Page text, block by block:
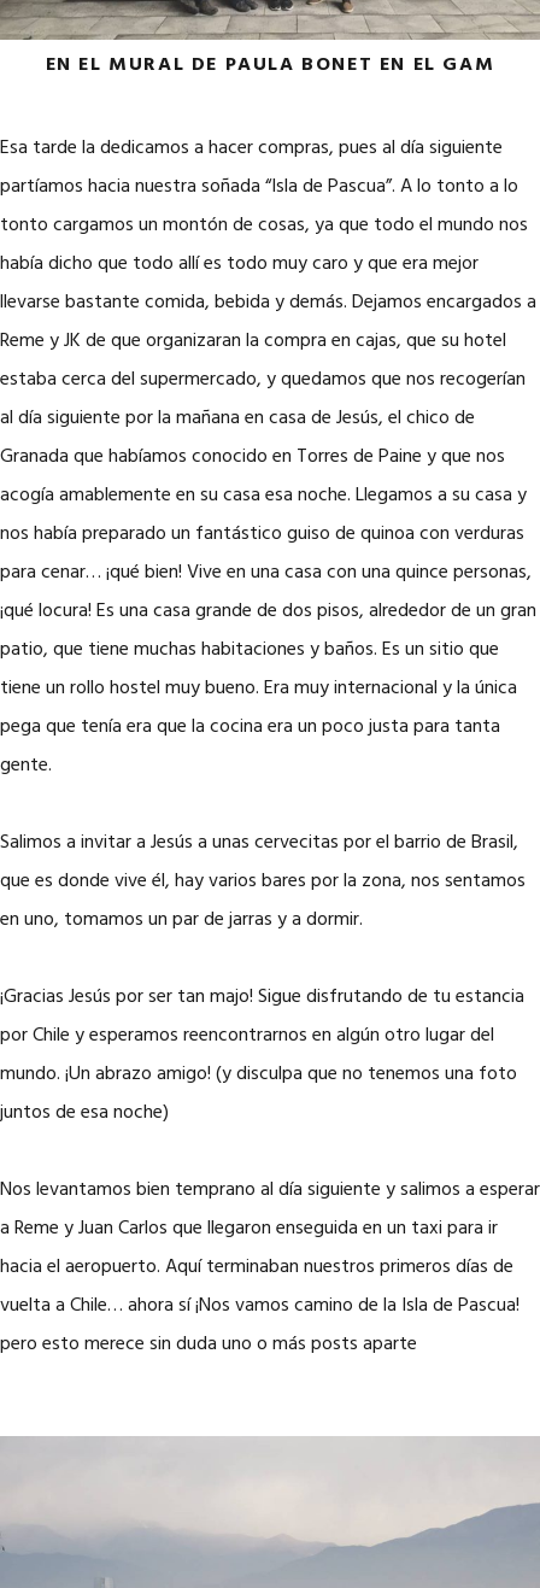
EN EL MURAL DE PAULA BONET EN EL GAM
Esa tarde la dedicamos a hacer compras, pues al día siguiente
partíamos hacia nuestra soñada “Isla de Pascua”. A lo tonto a lo
tonto cargamos un montón de cosas, ya que todo el mundo nos
había dicho que todo allí es todo muy caro y que era mejor
llevarse bastante comida, bebida y demás. Dejamos encargados a
Reme y JK de que organizaran la compra en cajas, que su hotel
estaba cerca del supermercado, y quedamos que nos recogerían
al día siguiente por la mañana en casa de Jesús, el chico de
Granada que habíamos conocido en Torres de Paine y que nos
acogía amablemente en su casa esa noche. Llegamos a su casa y
nos había preparado un fantástico guiso de quinoa con verduras
para cenar… ¡qué bien! Vive en una casa con una quince personas,
¡qué locura! Es una casa grande de dos pisos, alrededor de un gran
patio, que tiene muchas habitaciones y baños. Es un sitio que
tiene un rollo hostel muy bueno. Era muy internacional y la única
pega que tenía era que la cocina era un poco justa para tanta
gente.
Salimos a invitar a Jesús a unas cervecitas por el barrio de Brasil,
que es donde vive él, hay varios bares por la zona, nos sentamos
en uno, tomamos un par de jarras y a dormir.
¡Gracias Jesús por ser tan majo! Sigue disfrutando de tu estancia
por Chile y esperamos reencontrarnos en algún otro lugar del
mundo. ¡Un abrazo amigo! (y disculpa que no tenemos una foto
juntos de esa noche)
Nos levantamos bien temprano al día siguiente y salimos a esperar
a Reme y Juan Carlos que llegaron enseguida en un taxi para ir
hacia el aeropuerto. Aquí terminaban nuestros primeros días de
vuelta a Chile… ahora sí ¡Nos vamos camino de la Isla de Pascua!
pero esto merece sin duda uno o más posts aparte